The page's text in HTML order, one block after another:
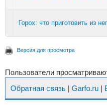
Горох: что приготовить из
Версия для просмотра
Пользователи
Обратная связь | Garfo.ru |